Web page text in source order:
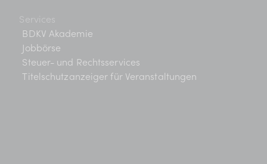
Services
BDKV Akademie
Jobbörse
Steuer- und Rechtsservices
Titelschutzanzeiger für Veranstaltungen